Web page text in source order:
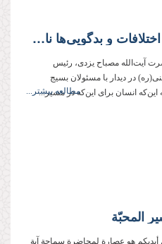
علامه مصباح: بسیاری از اختلافات و بدگویی‌ها ناشی از نداشتن بصیرت است
آیت‌الله مصباح یزدی، رئیس
در دیدار با مسئولان بسیج
انسان برای این‌كه در مسیر...
مطالعه بیشتر...
المحبّة
أیدیكم هو عصارة لمحاضرة سماحة آیة